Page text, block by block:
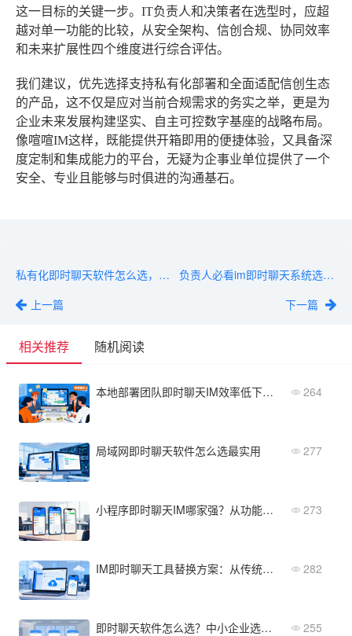
这一目标的关键一步。IT负责人和决策者在选型时，应超
越对单一功能的比较，从安全架构、信创合规、协同效率
和未来扩展性四个维度进行综合评估。
我们建议，优先选择支持私有化部署和全面适配信创生态
的产品，这不仅是应对当前合规需求的务实之举，更是为
企业未来发展构建坚实、自主可控数字基座的战略布局。
像喧喧IM这样，既能提供开箱即用的便捷体验，又具备深
度定制和集成能力的平台，无疑为企事业单位提供了一个
安全、专业且能够与时俱进的沟通基石。
私有化即时聊天软件怎么选，2026最新指南
上一篇
负责人必看im即时聊天系统选型清单
下一篇
相关推荐 随机阅读
本地部署团队即时聊天IM效率低下怎么办 264
局域网即时聊天软件怎么选最实用 277
小程序即时聊天IM哪家强？从功能到售后全方位对比 273
IM即时聊天工具替换方案：从传统工具到云服务的升级指南 282
即时聊天软件怎么选？中小企业选型指南与避坑技巧 255